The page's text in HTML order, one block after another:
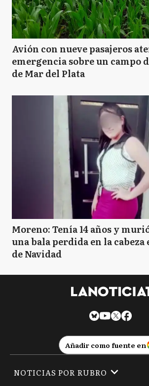
Avión con nueve pasajeros
emergencia sobre un campo
de Mar del Plata
Moreno: Tenía 14 años y
una bala perdida en la
de Navidad
Añadir como fuente en
NOTICIAS POR RUBRO